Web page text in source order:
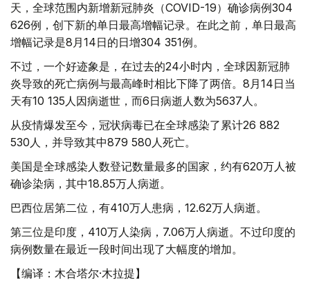
天，全球范围内新增新冠肺炎（COVID-19）确诊病例304
626例，创下新的单日最高增幅记录。在此之前，单日最高
增幅记录是8月14日的日增304 351例。
不过，一个好迹象是，在过去的24小时内，全球因新冠肺
炎导致的死亡病例与最高峰时相比下降了两倍。8月14日当
天有10 135人因病逝世，而6日病逝人数为5637人。
从疫情爆发至今，冠状病毒已在全球感染了累计26 882
530人，并导致其中879 580人死亡。
美国是全球感染人数登记数量最多的国家，约有620万人被
确诊染病，其中18.85万人病逝。
巴西位居第二位，有410万人患病，12.62万人病逝。
第三位是印度，410万人染病，7.06万人病逝。不过印度的
病例数量在最近一段时间出现了大幅度的增加。
【编译：木合塔尔·木拉提】